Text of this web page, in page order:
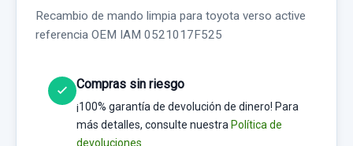
Recambio de mando limpia para toyota verso active
referencia OEM IAM 0521017F525
Compras sin riesgo
¡100% garantía de devolución de dinero! Para
más detalles, consulte nuestra Política de
devoluciones